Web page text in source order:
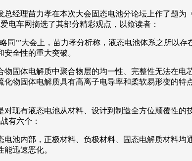
总经理苗力孝在本次大会固态电池分论坛上作了题
电车网摘选了其部分精彩观点，以飨读者：
同’”大会上，苗力孝分析称，液态电池体系之所以
全性的重大突破。
固体电解质中聚合物层的均一性、完整性无法在
物固体电解质具有高离子电导率和柔软易形变的
现有液态电池从材料、设计到制造全方位颠覆性
有六个：
电池内部，正极材料、负极材料、固态电解质材料
迅速恶化。